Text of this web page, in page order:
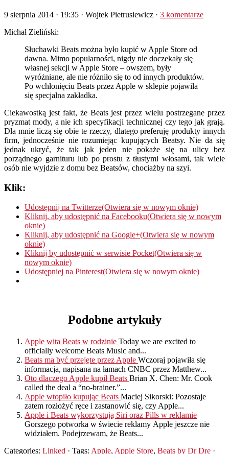
9 sierpnia 2014 · 19:35 · Wojtek Pietrusiewicz · 3 komentarze
Michał Zieliński:
Słuchawki Beats można było kupić w Apple Store od
dawna. Mimo popularności, nigdy nie doczekały się
własnej sekcji w Apple Store – owszem, były
wyróżniane, ale nie różniło się to od innych produktów.
Po wchłonięciu Beats przez Apple w sklepie pojawiła
się specjalna zakładka.
Ciekawostką jest fakt, że Beats jest przez wielu postrzegane przez
pryzmat mody, a nie ich specyfikacji technicznej czy tego jak grają.
Dla mnie liczą się obie te rzeczy, dlatego preferuję produkty innych
firm, jednocześnie nie rozumiejąc kupujących Beatsy. Nie da się
jednak ukryć, że tak jak jeden nie pokaże się na ulicy bez
porządnego garnituru lub po prostu z tłustymi włosami, tak wiele
osób nie wyjdzie z domu bez Beatsów, chociażby na szyi.
Klik:
Udostępnij na Twitterze(Otwiera się w nowym oknie)
Kliknij, aby udostępnić na Facebooku(Otwiera się w nowym
oknie)
Kliknij, aby udostępnić na Google+(Otwiera się w nowym
oknie)
Kliknij by udostępnić w serwisie Pocket(Otwiera się w
nowym oknie)
Udostępniej na Pinterest(Otwiera się w nowym oknie)
Podobne artykuły
Apple wita Beats w rodzinie Today we are excited to
officially welcome Beats Music and...
Beats ma być przejęte przez Apple Wczoraj pojawiła się
informacja, napisana na łamach CNBC przez Matthew...
Oto dlaczego Apple kupił Beats Brian X. Chen: Mr. Cook
called the deal a “no-brainer.”...
Apple wtopiło kupując Beats Maciej Sikorski: Pozostaje
zatem rozłożyć ręce i zastanowić się, czy Apple...
Apple i Beats wykorzystują Siri oraz Pills w reklamie
Gorszego potworka w świecie reklamy Apple jeszcze nie
widziałem. Podejrzewam, że Beats...
Categories: Linked · Tags: Apple, Apple Store, Beats by Dr Dre ·